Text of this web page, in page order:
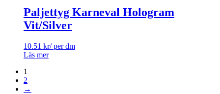
Paljettyg Karneval Hologram
Vit/Silver
10.51 kr/ per dm
Läs mer
1
2
→